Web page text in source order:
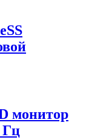
монитор
Гц